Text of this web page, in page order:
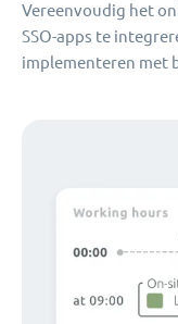
Vereenvoudig het
SSO-apps te
implementeren met